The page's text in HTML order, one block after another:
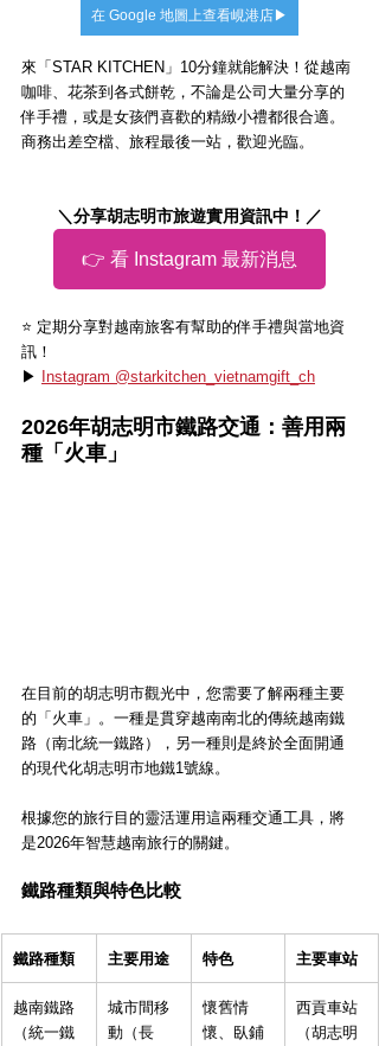
在 Google 地圖上查看峴港店▶
來「STAR KITCHEN」10分鐘就能解決！從越南
咖啡、花茶到各式餅乾，不論是公司大量分享的
伴手禮，或是女孩們喜歡的精緻小禮都很合適。
商務出差空檔、旅程最後一站，歡迎光臨。
＼分享胡志明市旅遊實用資訊中！／
👉 看 Instagram 最新消息
⭐️ 定期分享對越南旅客有幫助的伴手禮與當地資
訊！
▶
Instagram @starkitchen_vietnamgift_ch
2026年胡志明市鐵路交通：善用兩
種「火車」
在目前的胡志明市觀光中，您需要了解兩種主要
的「火車」。一種是貫穿越南南北的傳統越南鐵
路（南北統一鐵路），另一種則是終於全面開通
的現代化胡志明市地鐵1號線。
根據您的旅行目的靈活運用這兩種交通工具，將
是2026年智慧越南旅行的關鍵。
鐵路種類與特色比較
鐵路種類 主要用途 特色 主要車站
越南鐵路
（統一鐵
城市間移
動（長
懷舊情
懷、臥鋪
西貢車站
（胡志明